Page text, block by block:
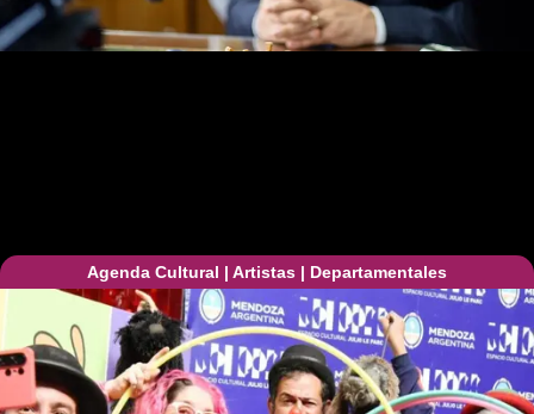
Agenda Cultural | Artistas | Departamentales